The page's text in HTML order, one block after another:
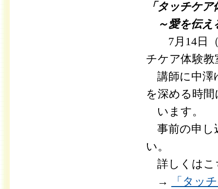
「タッチケ
～愛を伝え
7月14日
チケア体験
講師に中澤
を深める時
います。
事前の申し
い。
詳しくはこ
→
「タッ